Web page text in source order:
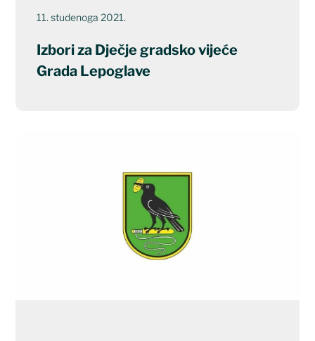
11. studenoga 2021.
Izbori za Dječje gradsko vijeće
Grada Lepoglave